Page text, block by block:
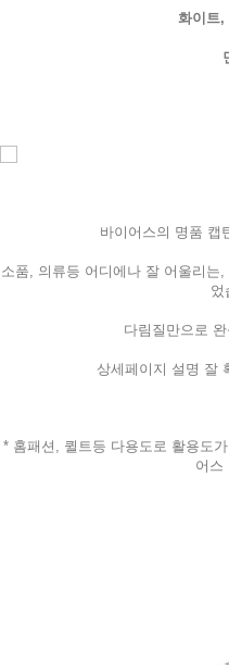
화이트,
바이어스의 명품 캡
소품, 의류등 어디에나 잘 어울리는
었
다림질만으로
상세페이지 설명 잘
* 홈패션, 퀼트등 다용도로 활용도
어